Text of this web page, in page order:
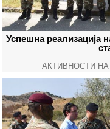
Успешна реализација
АКТИВНОСТИ